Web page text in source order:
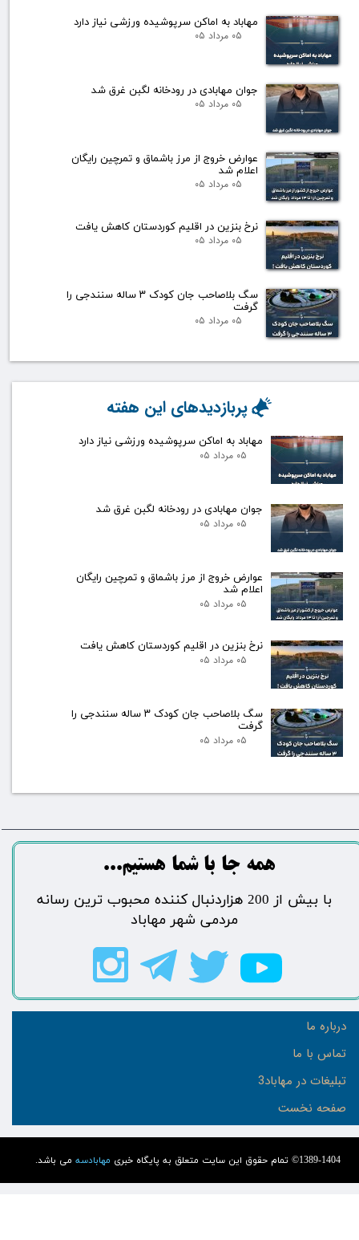
مهاباد به اماکن سرپوشیده ورزشی نیاز دارد
۰۵ مرداد ۰۵
جوان مهابادی در رودخانه لگبن غرق شد
۰۵ مرداد ۰۵
عوارض خروج از مرز باشماق و تمرچین رایگان
اعلام شد
۰۵ مرداد ۰۵
نرخ بنزین در اقلیم کوردستان کاهش یافت
۰۵ مرداد ۰۵
سگ بلاصاحب جان کودک ۳ ساله سنندجی را
گرفت
۰۵ مرداد ۰۵
مهاباد به اماکن سرپوشیده ورزشی نیاز دارد
۰۵ مرداد ۰۵
جوان مهابادی در رودخانه لگبن غرق شد
۰۵ مرداد ۰۵
عوارض خروج از مرز باشماق و تمرچین رایگان
اعلام شد
۰۵ مرداد ۰۵
نرخ بنزین در اقلیم کوردستان کاهش یافت
۰۵ مرداد ۰۵
سگ بلاصاحب جان کودک ۳ ساله سنندجی را
گرفت
۰۵ مرداد ۰۵
پربازدیدهای این هفته
1389-1404© تمام حقوق این سایت متعلق به پایگاه خبری مهابادسه می باشد.
درباره ما
تماس با ما
تبلیغات در مهاباد3
صفحه نخست
​​​همه جا با شما هستیم...​​​​​​​​​​​​​​
​با بیش از 200 هزاردنبال کننده محبوب ترین رسانه
مردمی شهر مهاباد​​​​​​​​​​​​​​